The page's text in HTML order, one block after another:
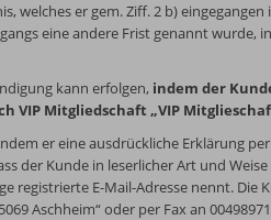
welches er gem. Ziff. 2 b)
eine andere Frist genannt wurde,
kann erfolgen, indem der
VIP Mitgliedschaft „VIP
er eine ausdrückliche Erklärung
Kunde in leserlicher Art und Weise
registrierte E-Mail-Adresse nennt. Die
Aschheim“ oder per Fax an